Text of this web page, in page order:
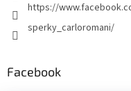
https://
sperky_carloromani/
Facebook